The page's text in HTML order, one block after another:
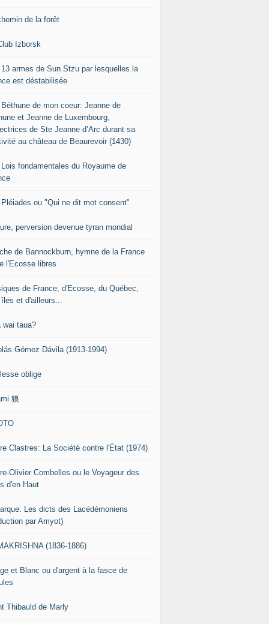
de la forêt
Izborsk
13 armes de Sun Stzu par lesquelles la
est déstabilisée
de mon coeur: Jeanne de
et Jeanne de Luxembourg,
de Ste Jeanne d’Arc durant sa
au château de Beaurevoir (1430)
fondamentales du Royaume de
Pléiades ou "Qui ne dit mot consent"
perversion devenue tyran mondial
de Bannockburn, hymne de la France
l'Ecosse libres
de France, d'Ecosse, du Québec,
et d'ailleurs...
wai taua?
Gómez Dávila (1913-1994)
oblige
狼
Clastres: La Société contre l'État (1974)
Olivier Combelles ou le Voyageur des
d'en Haut
Les dicts des Lacédémoniens
par Amyot)
(1836-1886)
et Blanc ou d'argent à la fasce de
Thibauld de Marly